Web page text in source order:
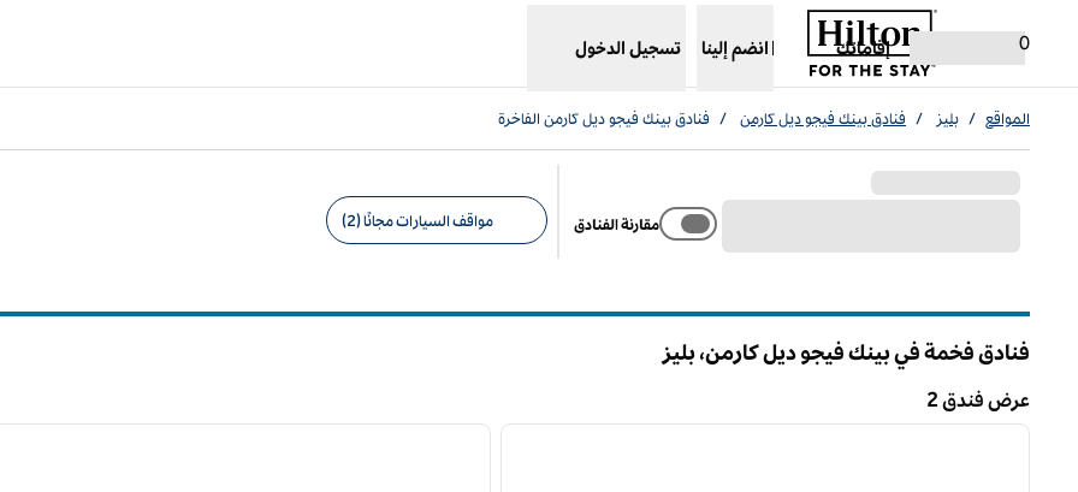
0
إقاماتك
،يفتح علامة تبويب جديدة
انضم إلينا تسجيل الدخول
المواقع / بليز / فنادق بينك فيجو ديل كارمن / فنادق بينك فيجو ديل كارمن الفاخرة
مقارنة الفنادق مواقف السيارات مجانًا (2)
فنادق فخمة في بينك فيجو ديل كارمن، بليز
عرض فندق 2
عرض فندق 21 من 5
الصورة التالية
1 من 5